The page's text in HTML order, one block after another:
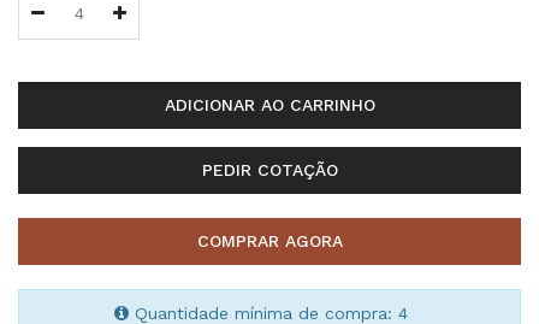
ADICIONAR AO CARRINHO
PEDIR COTAÇÃO
COMPRAR AGORA
Quantidade mínima de compra: 4